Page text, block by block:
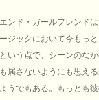
ンド・ガールフレンド
ジックにおいて今もっ
いう点で、シーンのな
属さないようにも思え
うでもある。もっとも